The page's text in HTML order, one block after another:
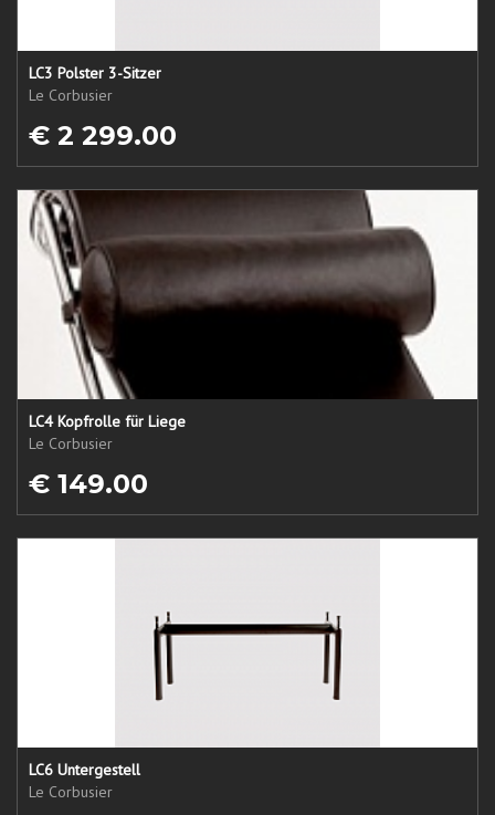
LC3 Polster 3-Sitzer
Le Corbusier
€ 2 299.00
LC4 Kopfrolle für Liege
Le Corbusier
€ 149.00
LC6 Untergestell
Le Corbusier